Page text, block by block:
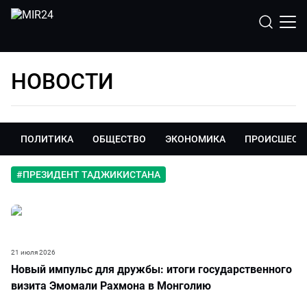
НОВОСТИ
ПОЛИТИКА ОБЩЕСТВО ЭКОНОМИКА
#ПРЕЗИДЕНТ ТАДЖИКИСТАНА
Новый импульс для дружбы: итоги государственного
визита Эмомали Рахмона в Монголию
21 июля 2026